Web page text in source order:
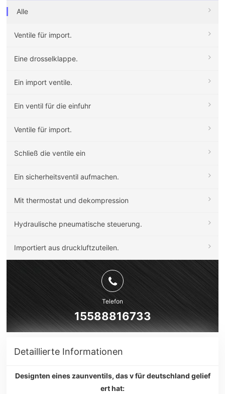
Alle
Ventile für import.
Eine drosselklappe.
Ein import ventile.
Ein ventil für die einfuhr
Ventile für import.
Schließ die ventile ein
Ein sicherheitsventil aufmachen.
Mit thermostat und dekompression
Hydraulische pneumatische steuerung.
Importiert aus druckluftzuteilen.
Telefon
15588816733
Detaillierte Informationen
Designten eines zaunventils, das v für deutschland gelief
ert hat: